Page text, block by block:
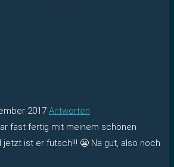
2017 Antworten
fast fertig mit meinem schönen
jetzt ist er futsch!!! 😬 Na gut, also noch